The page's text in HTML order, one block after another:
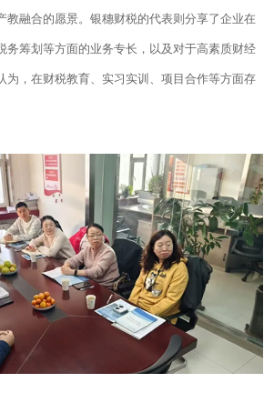
融合的愿景。 银穗财税的代表则分享了企业在
务筹划等方面的业务专长，以及对于高素质财经
为，在财税教育、实习实训、项目合作等方面存